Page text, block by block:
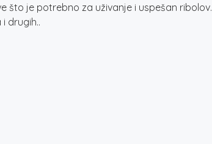
što je potrebno za uživanje i uspešan ribolov.
drugih..